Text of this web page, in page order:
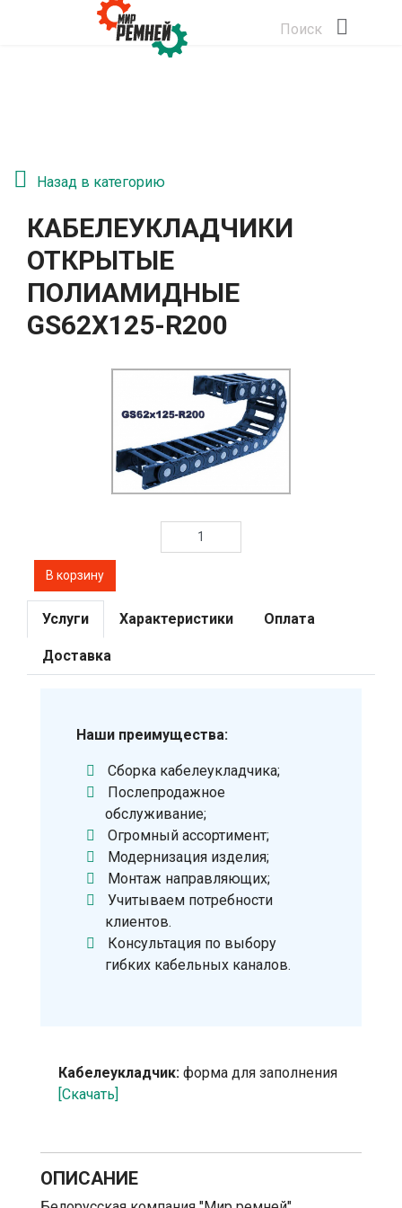
Поиск
Назад в категорию
КАБЕЛЕУКЛАДЧИКИ
ОТКРЫТЫЕ
ПОЛИАМИДНЫЕ
GS62Х125-R200
Услуги Характеристики Оплата
Доставка
Наши преимущества:
Сборка кабелеукладчика;
Послепродажное
обслуживание;
Огромный ассортимент;
Модернизация изделия;
Монтаж направляющих;
Учитываем потребности
клиентов.
Консультация по выбору
гибких кабельных каналов.
Кабелеукладчик: форма для заполнения
[Скачать]
ОПИСАНИЕ